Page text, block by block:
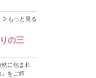
もっと見る
の三
に包まれ
」をご紹